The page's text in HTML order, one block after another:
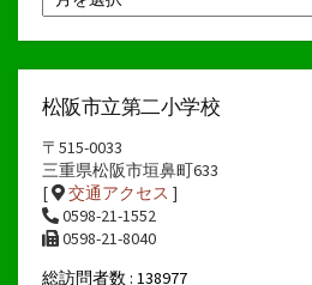
別
ア
イ
松阪市立第二小学校
〒515-0033
三重県松阪市垣鼻町633
[
交通アクセス ]
0598-21-1552
0598-21-8040
総訪問者数 : 138977